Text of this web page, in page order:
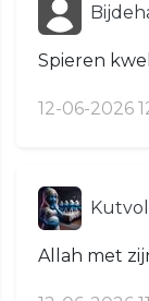
Spieren
12-06-2026
Allah met